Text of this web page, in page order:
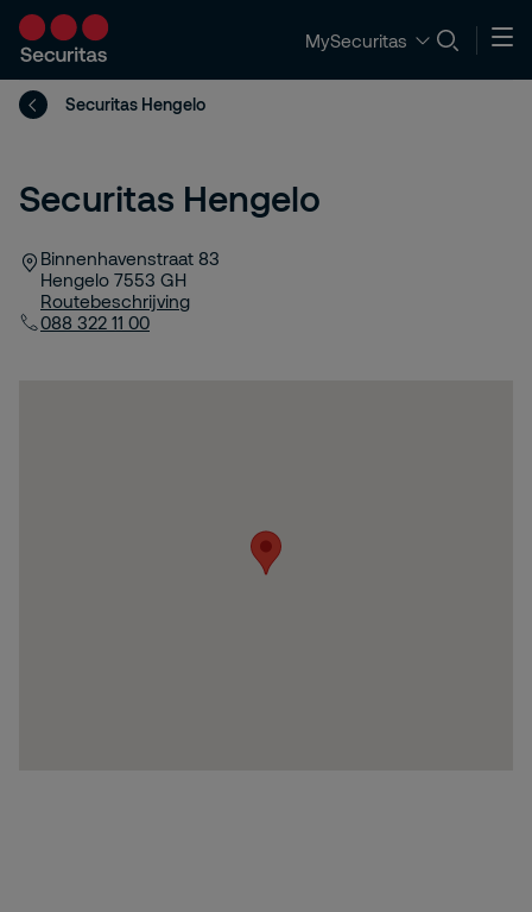
MySecuritas
Securitas Hengelo
Securitas Hengelo
Binnenhavenstraat 83
Hengelo 7553 GH
Routebeschrijving
088 322 11 00